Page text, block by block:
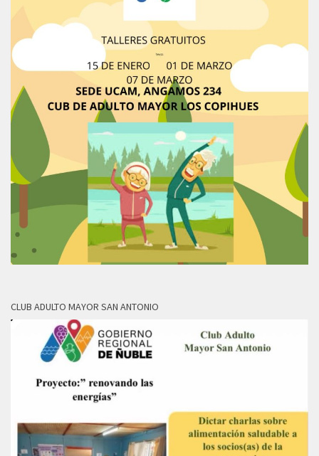
CLUB ADULTO MAYOR SAN ANTONIO